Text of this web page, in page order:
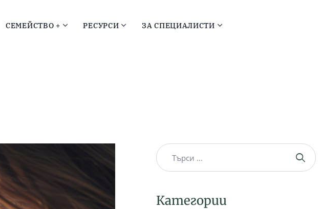
СЕМЕЙСТВО + РЕСУРСИ ЗА СПЕЦИАЛИСТИ
Категории